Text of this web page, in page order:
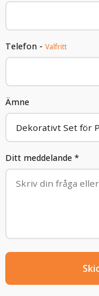
Telefon -Valfritt
Ämne
Ditt meddelande *